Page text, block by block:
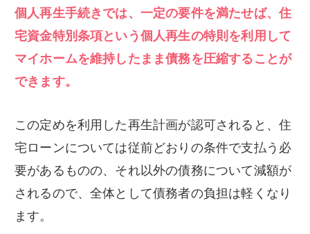
個人再生手続きでは、一定の要件を満たせば、住
宅資金特別条項という個人再生の特則を利用して
マイホームを維持したまま債務を圧縮することが
できます。
この定めを利用した再生計画が認可されると、住
宅ローンについては従前どおりの条件で支払う必
要があるものの、それ以外の債務について減額が
されるので、全体として債務者の負担は軽くなり
ます。